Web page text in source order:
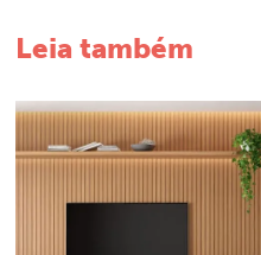
Leia também